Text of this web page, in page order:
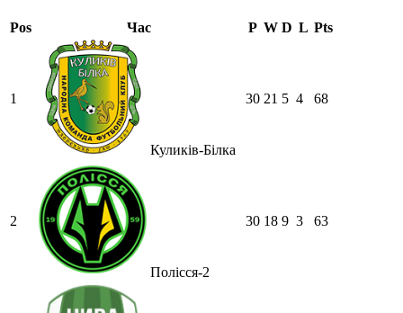
Pos Час P W D L Pts
1
Куликів-Білка
30 21 5 4 68
2
Полісся-2
30 18 9 3 63